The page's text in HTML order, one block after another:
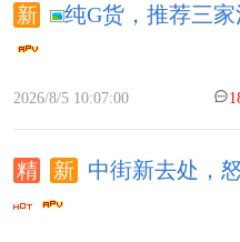
纯G货，推荐三家
2026/8/5 10:07:00
中街新去处，